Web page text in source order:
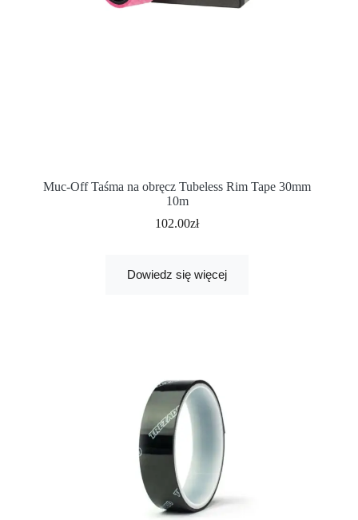
Muc-Off Taśma na obręcz Tubeless Rim Tape 30mm
10m
102.00zł
Dowiedz się więcej